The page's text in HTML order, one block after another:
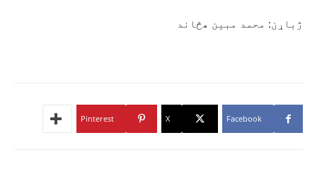
ژباړن: محمد مبین هڅاند
Facebook
X
Pinterest